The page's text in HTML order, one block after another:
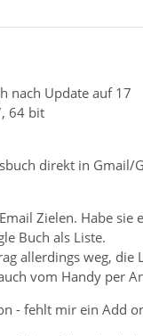
nach Update auf 17
64 bit
direkt in
Zielen. Habe
Buch als Liste.
allerdings weg,
vom Handy per
- fehlt mir ein Add